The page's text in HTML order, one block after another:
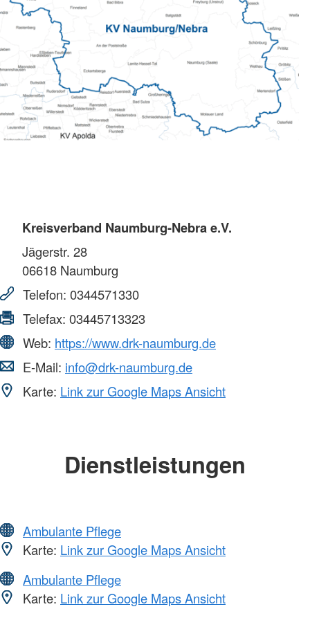
Kreisverband Naumburg-Nebra e.V.
Jägerstr. 28
06618 Naumburg
Telefon: 0344571330
Telefax: 03445713323
Web: https://www.drk-naumburg.de
E-Mail: info@drk-naumburg.de
Karte: Link zur Google Maps Ansicht
Dienstleistungen
Ambulante Pflege
Karte: Link zur Google Maps Ansicht
Ambulante Pflege
Karte: Link zur Google Maps Ansicht